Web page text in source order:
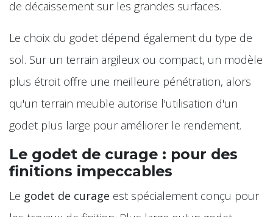
de décaissement sur les grandes surfaces.
Le choix du godet dépend également du type de
sol. Sur un terrain argileux ou compact, un modèle
plus étroit offre une meilleure pénétration, alors
qu'un terrain meuble autorise l'utilisation d'un
godet plus large pour améliorer le rendement.
Le godet de curage : pour des
finitions impeccables
Le godet de curage est spécialement conçu pour